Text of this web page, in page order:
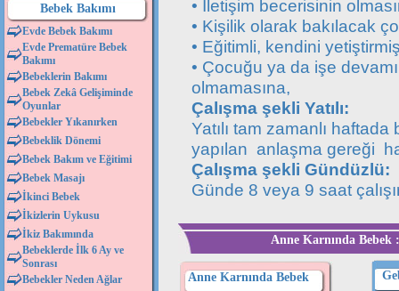
Bebek Bakımı
Evde Bebek Bakımı
Evde Prematüre Bebek
Bakımı
Bebeklerin Bakımı
Bebek Zekâ Gelişiminde
Oyunlar
Bebekler Yıkanırken
Bebeklik Dönemi
Bebek Bakım ve Eğitimi
Bebek Masajı
İkinci Bebek
İkizlerin Uykusu
İkiz Bakımında
Bebeklerde İlk 6 Ay ve
Sonrası
Bebekler Neden Ağlar
• İletişim becerisinin
• Kişilik olarak bakılacak
• Eğitimli, kendini
• Çocuğu ya da işe
olmamasına,
Çalışma şekli Yatılı:
Yatılı tam zamanlı
yapılan anlaşma gereği
Çalışma şekli Gündüzlü:
Günde 8 veya 9 saat
Anne Karnında Bebek
Anne Karnında Bebek